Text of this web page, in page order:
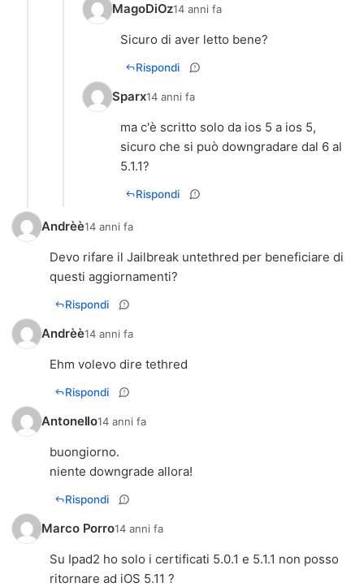
MagoDiOz14 anni fa
Sicuro di aver letto bene?
Rispondi
Sparx14 anni fa
ma c'è scritto solo da ios 5 a ios 5,
sicuro che si può downgradare dal 6 al
5.1.1?
Rispondi
Andrèè14 anni fa
Devo rifare il Jailbreak untethred per beneficiare di
questi aggiornamenti?
Rispondi
Andrèè14 anni fa
Ehm volevo dire tethred
Rispondi
Antonello14 anni fa
buongiorno.
niente downgrade allora!
Rispondi
Marco Porro14 anni fa
Su Ipad2 ho solo i certificati 5.0.1 e 5.1.1 non posso
ritornare ad iOS 5.11 ?